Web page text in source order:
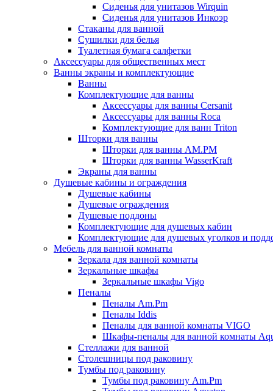
Сиденья для унитазов Wirquin
Сиденья для унитазов Инкоэр
Стаканы для ванной
Сушилки для белья
Туалетная бумага салфетки
Аксессуары для общественных мест
Ванны экраны и комплектующие
Ванны
Комплектующие для ванны
Аксессуары для ванны Cersanit
Аксессуары для ванны Roca
Комплектующие для ванн Triton
Шторки для ванны
Шторки для ванны AM.PM
Шторки для ванны WasserKraft
Экраны для ванны
Душевые кабины и ограждения
Душевые кабины
Душевые ограждения
Душевые поддоны
Комплектующие для душевых кабин
Комплектующие для душевых уголков и
Мебель для ванной комнаты
Зеркала для ванной комнаты
Зеркальные шкафы
Зеркальные шкафы Vigo
Пеналы
Пеналы Am.Pm
Пеналы Iddis
Пеналы для ванной комнаты VIGO
Шкафы-пеналы для ванной комнаты
Стеллажи для ванной
Столешницы под раковину
Тумбы под раковину
Тумбы под раковину Am.Pm